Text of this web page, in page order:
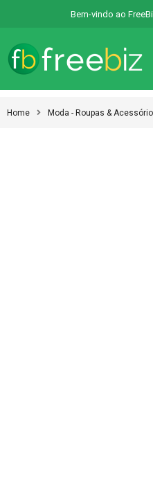
Bem-vindo ao
Home Moda - Roupas &